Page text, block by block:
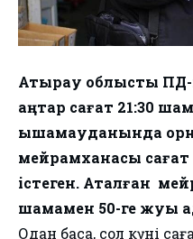
Атырау облыстық
қаңтар сағат 21:30
ықшамауданында
мейрамханасы
істеген. Аталған
шамамен 50-ге жуық
Одан басқа, сол күні